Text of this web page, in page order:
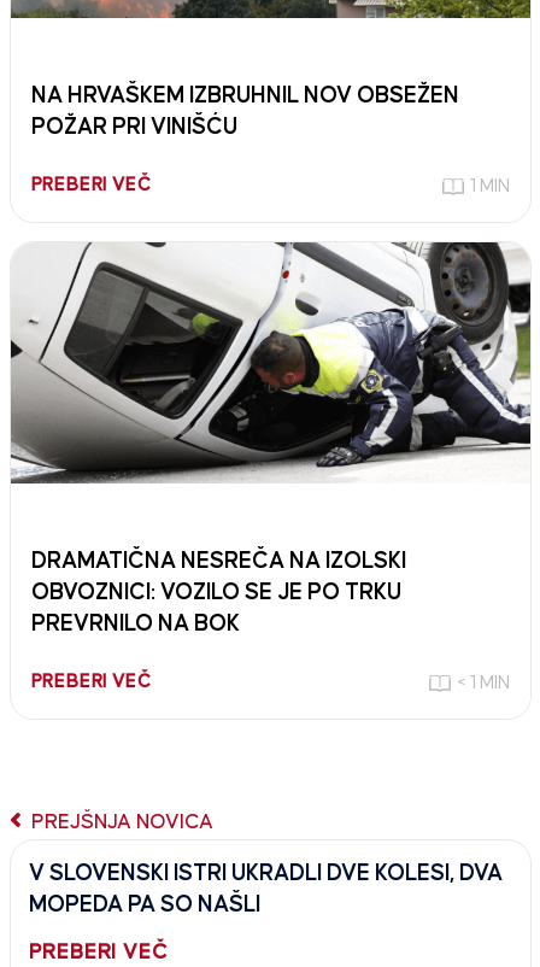
NA HRVAŠKEM IZBRUHNIL NOV OBSEŽEN
POŽAR PRI VINIŠĆU
PREBERI VEČ 1 MIN
DRAMATIČNA NESREČA NA IZOLSKI
OBVOZNICI: VOZILO SE JE PO TRKU
PREVRNILO NA BOK
PREBERI VEČ < 1 MIN
PREJŠNJA NOVICA
V SLOVENSKI ISTRI UKRADLI DVE KOLESI, DVA
MOPEDA PA SO NAŠLI
PREBERI VEČ